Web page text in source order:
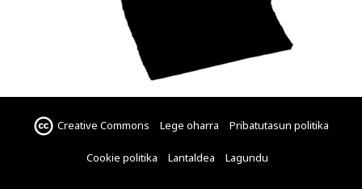
Creative Commons Lege oharra Pribatutasun politika
Cookie politika Lantaldea Lagundu